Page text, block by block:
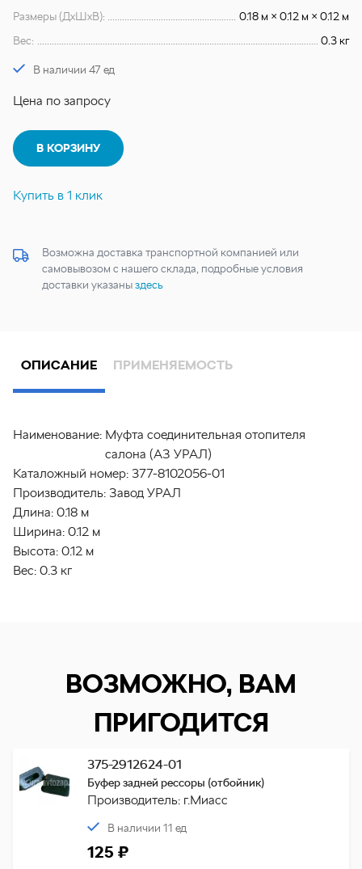
Размеры (ДхШхВ):
0.18 м × 0.12 м × 0.12 м
Вес:
0.3 кг
В наличии 47 ед
Цена по запросу
В КОРЗИНУ
Купить в 1 клик
Возможна доставка транспортной компанией или
самовывозом с нашего склада, подробные условия
доставки указаныздесь
ОПИСАНИЕ ПРИМЕНЯЕМОСТЬ
Наименование: Муфта соединительная отопителя
салона (АЗ УРАЛ)
Каталожный номер: 377-8102056-01
Производитель: Завод УРАЛ
Длина: 0.18 м
Ширина: 0.12 м
Высота: 0.12 м
Вес: 0.3 кг
ВОЗМОЖНО, ВАМ
ПРИГОДИТСЯ
375-2912624-01
Буфер задней рессоры (отбойник)
Производитель: г.Миасс
В наличии 11 ед
125 ₽